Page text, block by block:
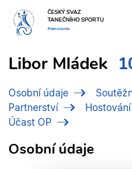
ČESKÝ SVAZ
TANEČNÍHO SPORTU
#tanciscsts
Libor Mládek
Osobní údaje
Partnerství
Hostování
Účast OP
Osobní údaje